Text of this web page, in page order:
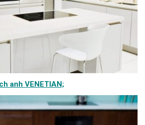
anh VENETIAN;